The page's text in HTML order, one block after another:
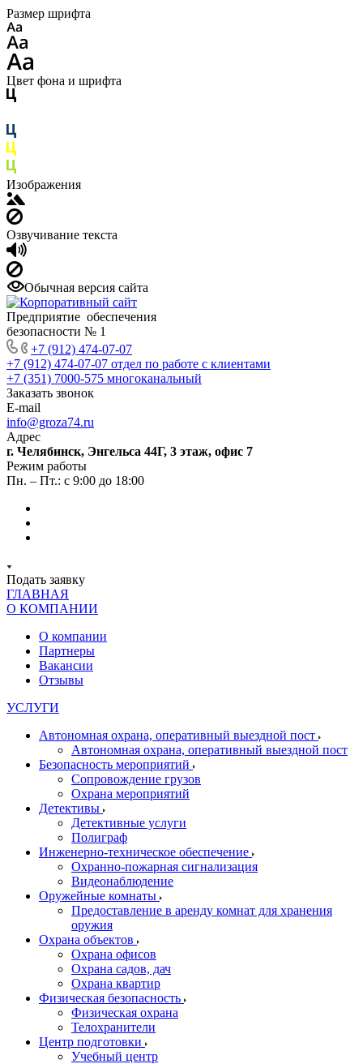
Размер шрифта
Цвет фона и шрифта
Изображения
Озвучивание текста
Обычная версия сайта
Предприятие обеспечения
безопасности № 1
+7 (912) 474-07-07
+7 (912) 474-07-07 отдел по работе с клиентами
+7 (351) 7000-575 многоканальный
Заказать звонок
E-mail
info@groza74.ru
Адрес
г. Челябинск, Энгельса 44Г, 3 этаж, офис 7
Режим работы
Пн. – Пт.: с 9:00 до 18:00
Подать заявку
ГЛАВНАЯ
О КОМПАНИИ
О компании
Партнеры
Вакансии
Отзывы
УСЛУГИ
Автономная охрана, оперативный выездной пост
Автономная охрана, оперативный выездной пост
Безопасность мероприятий
Сопровождение грузов
Охрана мероприятий
Детективы
Детективные услуги
Полиграф
Инженерно-техническое обеспечение
Охранно-пожарная сигнализация
Видеонаблюдение
Оружейные комнаты
Предоставление в аренду комнат для хранения
оружия
Охрана объектов
Охрана офисов
Охрана садов, дач
Охрана квартир
Физическая безопасность
Физическая охрана
Телохранители
Центр подготовки
Учебный центр